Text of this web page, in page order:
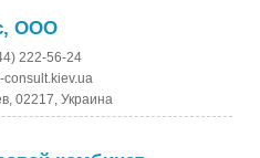
ООО
222-56-24
02217, Украина